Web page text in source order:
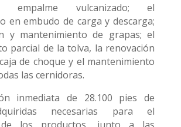
empalme vulcanizado; el
en embudo de carga y descarga;
y mantenimiento de grapas; el
parcial de la tolva, la renovación
de choque y el mantenimiento
las cernidoras.
inmediata de 28.100 pies de
necesarias para el